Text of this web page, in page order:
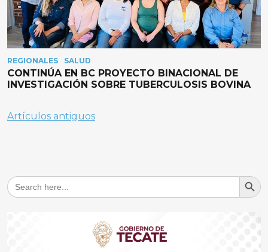
REGIONALES SALUD
CONTINÚA EN BC PROYECTO BINACIONAL DE
INVESTIGACIÓN SOBRE TUBERCULOSIS BOVINA
Navegación
Artículos antiguos
Search
for:
Search